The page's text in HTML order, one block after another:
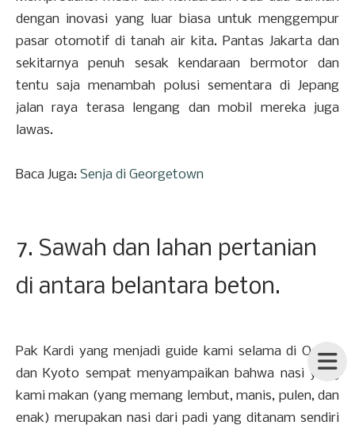
dengan inovasi yang luar biasa untuk menggempur
pasar otomotif di tanah air kita. Pantas Jakarta dan
sekitarnya penuh sesak kendaraan bermotor dan
tentu saja menambah polusi sementara di Jepang
jalan raya terasa lengang dan mobil mereka juga
lawas.
Baca Juga: Senja di Georgetown
7. Sawah dan lahan pertanian
di antara belantara beton.
Pak Kardi yang menjadi guide kami selama di Osaka
dan Kyoto sempat menyampaikan bahwa nasi yang
kami makan (yang memang lembut, manis, pulen, dan
enak) merupakan nasi dari padi yang ditanam sendiri